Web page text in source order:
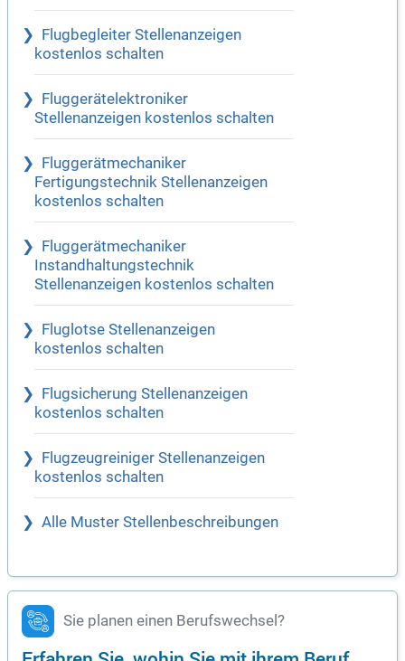
Flugbegleiter Stellenanzeigen
kostenlos schalten
Fluggerätelektroniker
Stellenanzeigen kostenlos schalten
Fluggerätmechaniker
Fertigungstechnik Stellenanzeigen
kostenlos schalten
Fluggerätmechaniker
Instandhaltungstechnik
Stellenanzeigen kostenlos schalten
Fluglotse Stellenanzeigen
kostenlos schalten
Flugsicherung Stellenanzeigen
kostenlos schalten
Flugzeugreiniger Stellenanzeigen
kostenlos schalten
Alle Muster Stellenbeschreibungen
Sie planen einen Berufswechsel?